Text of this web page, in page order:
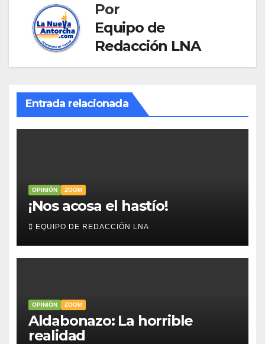
Por
Equipo de
Redacción LNA
Entrada relacionada
OPINIÓN ZOOM
​¡Nos acosa el hastío!
EQUIPO DE REDACCIÓN LNA
OPINIÓN ZOOM
Aldabonazo: La horrible
realidad